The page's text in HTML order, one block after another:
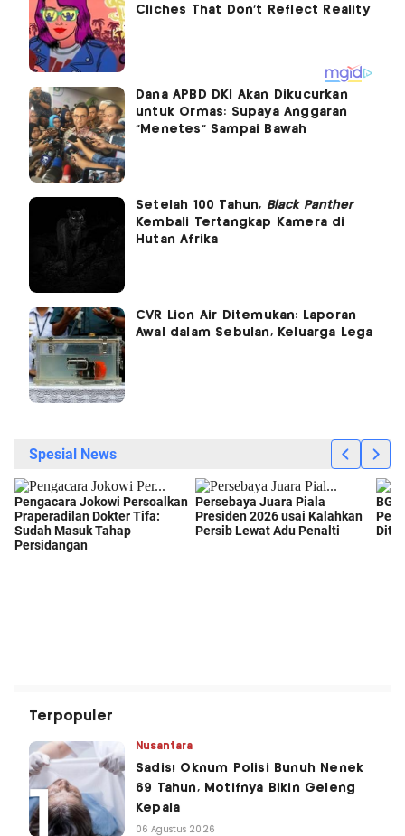
Dana APBD DKI Akan Dikucurkan
untuk Ormas: Supaya Anggaran
"Menetes" Sampai Bawah
Setelah 100 Tahun, Black Panther
Kembali Tertangkap Kamera di
Hutan Afrika
CVR Lion Air Ditemukan: Laporan
Awal dalam Sebulan, Keluarga Lega
Terpopuler
Nusantara
Sadis! Oknum Polisi Bunuh Nenek
69 Tahun, Motifnya Bikin Geleng
Kepala
06 Agustus 2026